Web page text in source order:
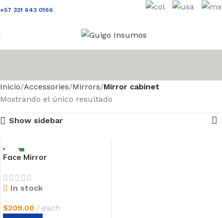
+57 321 643 0166
Inicio Accessories Mirrors Mirror cabinet
Mostrando el único resultado
Show sidebar
Face Mirror
In stock
$209.00 each